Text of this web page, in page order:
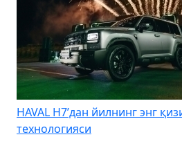
HAVAL H7’дан йилнинг энг
технологияси